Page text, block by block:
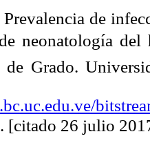
de
neonatología del
de Grado.
. [citado 26 julio